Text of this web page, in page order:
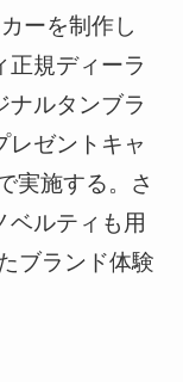
ーを制作し
正規ディーラ
ナルタンブラ
レゼントキャ
実施する。さ
ベルティも用
ブランド体験